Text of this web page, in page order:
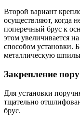
Второй вариант
осуществляют, когда
поперечный брус к
этом увеличивается
способом установки.
металлическую
Закрепление
Для установки
тщательно
брус.